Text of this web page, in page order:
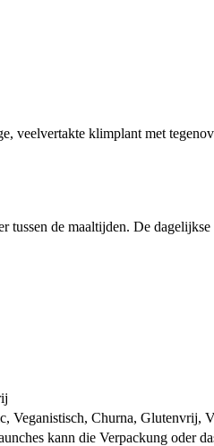
veelvertakte klimplant met
tussen de maaltijden. De
Veganistisch, Churna, Glutenvrij,
kann die Verpackung oder